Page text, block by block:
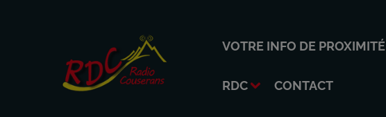
VOTRE INFO DE PROXIMITÉ
RDC CONTACT